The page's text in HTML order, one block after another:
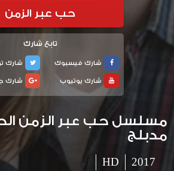
حب عبر الزمن
تابع شارك
شارك فيسبوك
شارك
شارك يوتيوب
شارك
مدبلج
2017
HD